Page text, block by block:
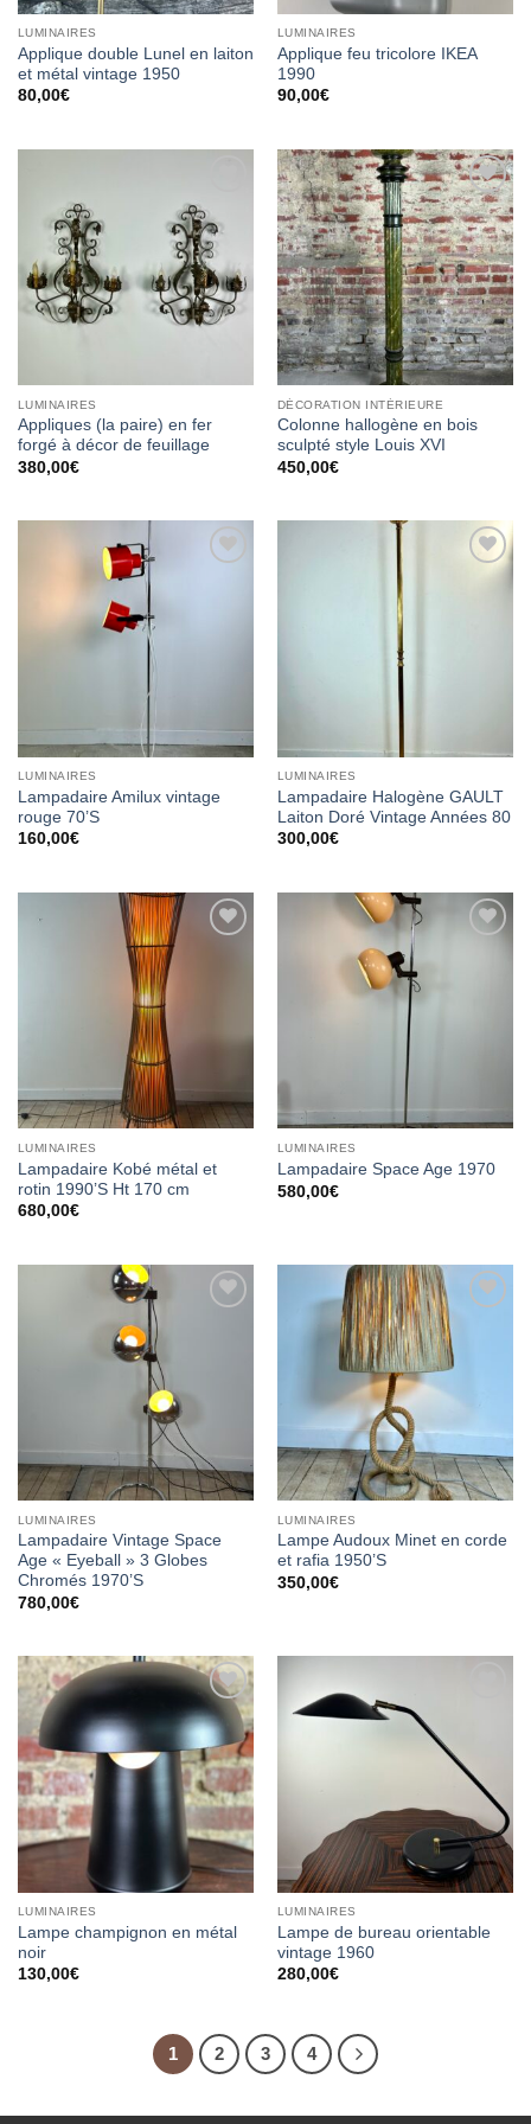
LUMINAIRES
Applique double Lunel en laiton
et métal vintage 1950
80,00€
LUMINAIRES
Applique feu tricolore IKEA
1990
90,00€
Ajouter
à la
wishlist
LUMINAIRES
Appliques (la paire) en fer
forgé à décor de feuillage
380,00€
Ajouter
à la
wishlist
DÉCORATION INTÉRIEURE
Colonne hallogène en bois
sculpté style Louis XVI
450,00€
LUMINAIRES
Lampadaire Amilux vintage
rouge 70’S
160,00€
LUMINAIRES
Lampadaire Halogène GAULT
Laiton Doré Vintage Années 80
300,00€
LUMINAIRES
Lampadaire Kobé métal et
rotin 1990’S Ht 170 cm
680,00€
LUMINAIRES
Lampadaire Space Age 1970
580,00€
LUMINAIRES
Lampadaire Vintage Space
Age « Eyeball » 3 Globes
Chromés 1970’S
780,00€
LUMINAIRES
Lampe Audoux Minet en corde
et rafia 1950’S
350,00€
Ajouter
à la
wishlist
LUMINAIRES
Lampe champignon en métal
noir
130,00€
LUMINAIRES
Lampe de bureau orientable
vintage 1960
280,00€
1 2 3 4